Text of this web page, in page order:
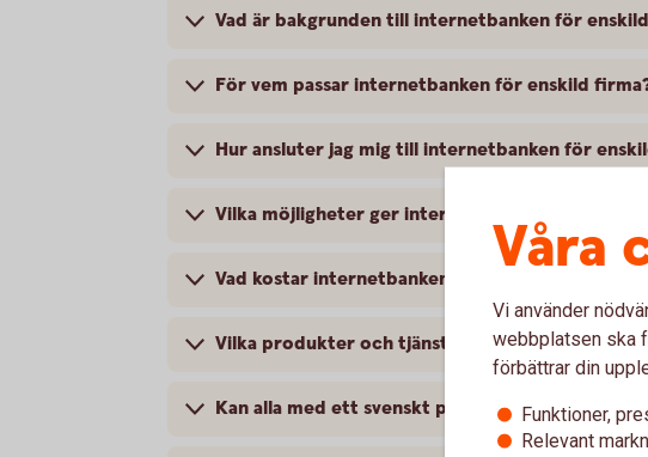
Vad är bakgrunden till internetbanken för
För vem passar internetbanken för enskild
Hur ansluter jag mig till internetbanken för
Vilka möjligheter ger internetbanken för enskild
Vad kostar internetbanken för enskild firma?
Vilka produkter och tjänster kan jag ansluta
Kan alla med ett svenskt personnummer
Våra
Vi använder
webbplatsen ska
förbättrar din
Funktioner,
Relevant